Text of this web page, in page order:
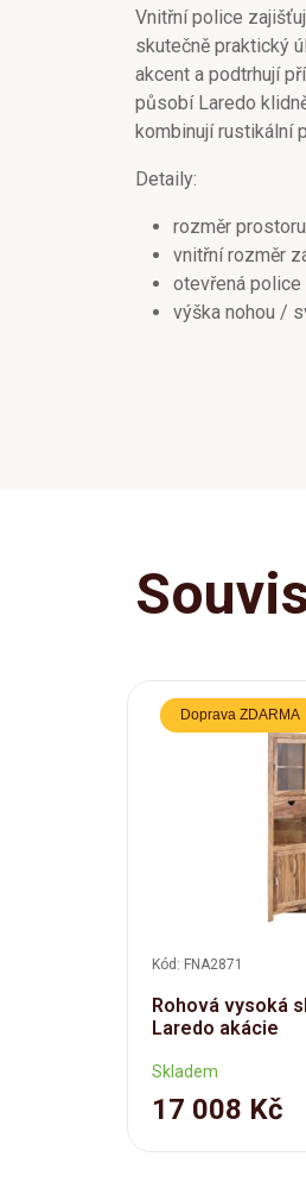
Vnitřní police
skutečně praktický
akcent a podtrhují
působí Laredo
kombinují rustikální
Detaily:
rozměr
vnitřní rozměr
otevřená police
výška nohou /
Doprava ZDARMA
Kód: FNA2871
Rohová vysoká
Laredo akácie
Skladem
17 008 Kč